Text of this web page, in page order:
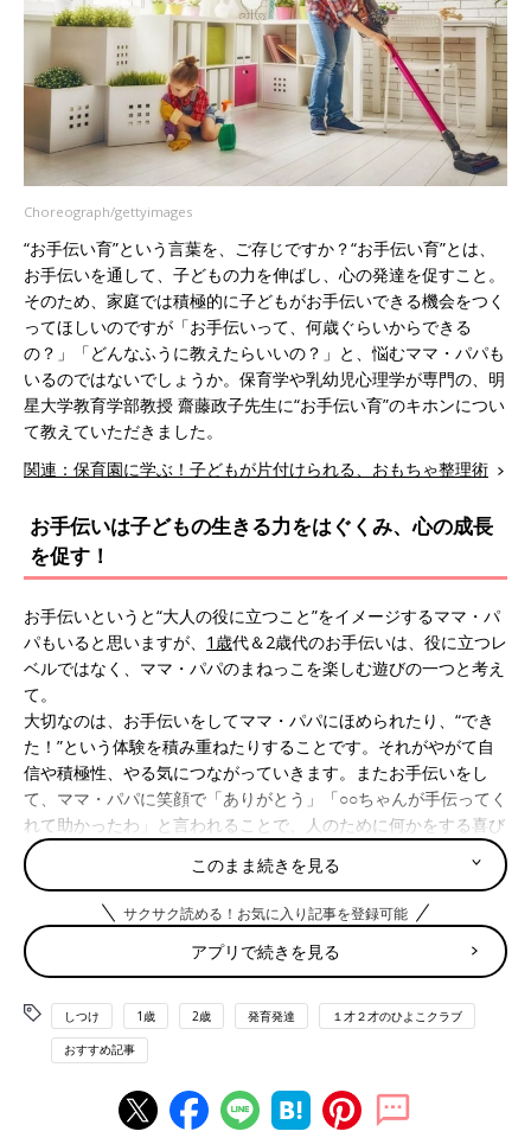
Choreograph/gettyimages
“お手伝い育”という言葉を、ご存じですか？“お手伝い育”とは、
お手伝いを通して、子どもの力を伸ばし、心の発達を促すこと。
そのため、家庭では積極的に子どもがお手伝いできる機会をつく
ってほしいのですが「お手伝いって、何歳ぐらいからできる
の？」「どんなふうに教えたらいいの？」と、悩むママ・パパも
いるのではないでしょうか。保育学や乳幼児心理学が専門の、明
星大学教育学部教授 齋藤政子先生に“お手伝い育”のキホンについ
て教えていただきました。
関連：保育園に学ぶ！子どもが片付けられる、おもちゃ整理術
お手伝いは子どもの生きる力をはぐくみ、心の成長
を促す！
お手伝いというと“大人の役に立つこと”をイメージするママ・パ
パもいると思いますが、 1歳代＆2歳代のお手伝いは、役に立つレ
ベルではなく、ママ・パパのまねっこを楽しむ遊びの一つと考え
て。
大切なのは、お手伝いをしてママ・パパにほめられたり、“でき
た！”という体験を積み重ねたりすることです。それがやがて自
信や積極性、やる気につながっていきます。またお手伝いをし
て、ママ・パパに笑顔で「ありがとう」「○○ちゃんが手伝ってく
れて助かったわ」と言われることで、人のために何かをする喜び
を感じるようにもなります。お手伝いに誘うタイミングやママ・
パパに心がけてほしいことを紹介します。
大人のまねを始めたら、お手伝いに誘ってみて
が家事に向いて、たとえば掃除機や粘着ローラーを触ったり、植
物に水をあげているところをじっと見ていたりしたら「○○くん
も、手伝ってくれる？」と誘ってみましょう。ただし、無理強い
はNGです！やりたがっている様子が見えたら上手に誘うのが大
このまま続きを見る
サクサク読める！お気に入り記事を登録可能
アプリで続きを見る
しつけ 1歳 2歳 発育発達 １才２才のひよこクラブ
おすすめ記事